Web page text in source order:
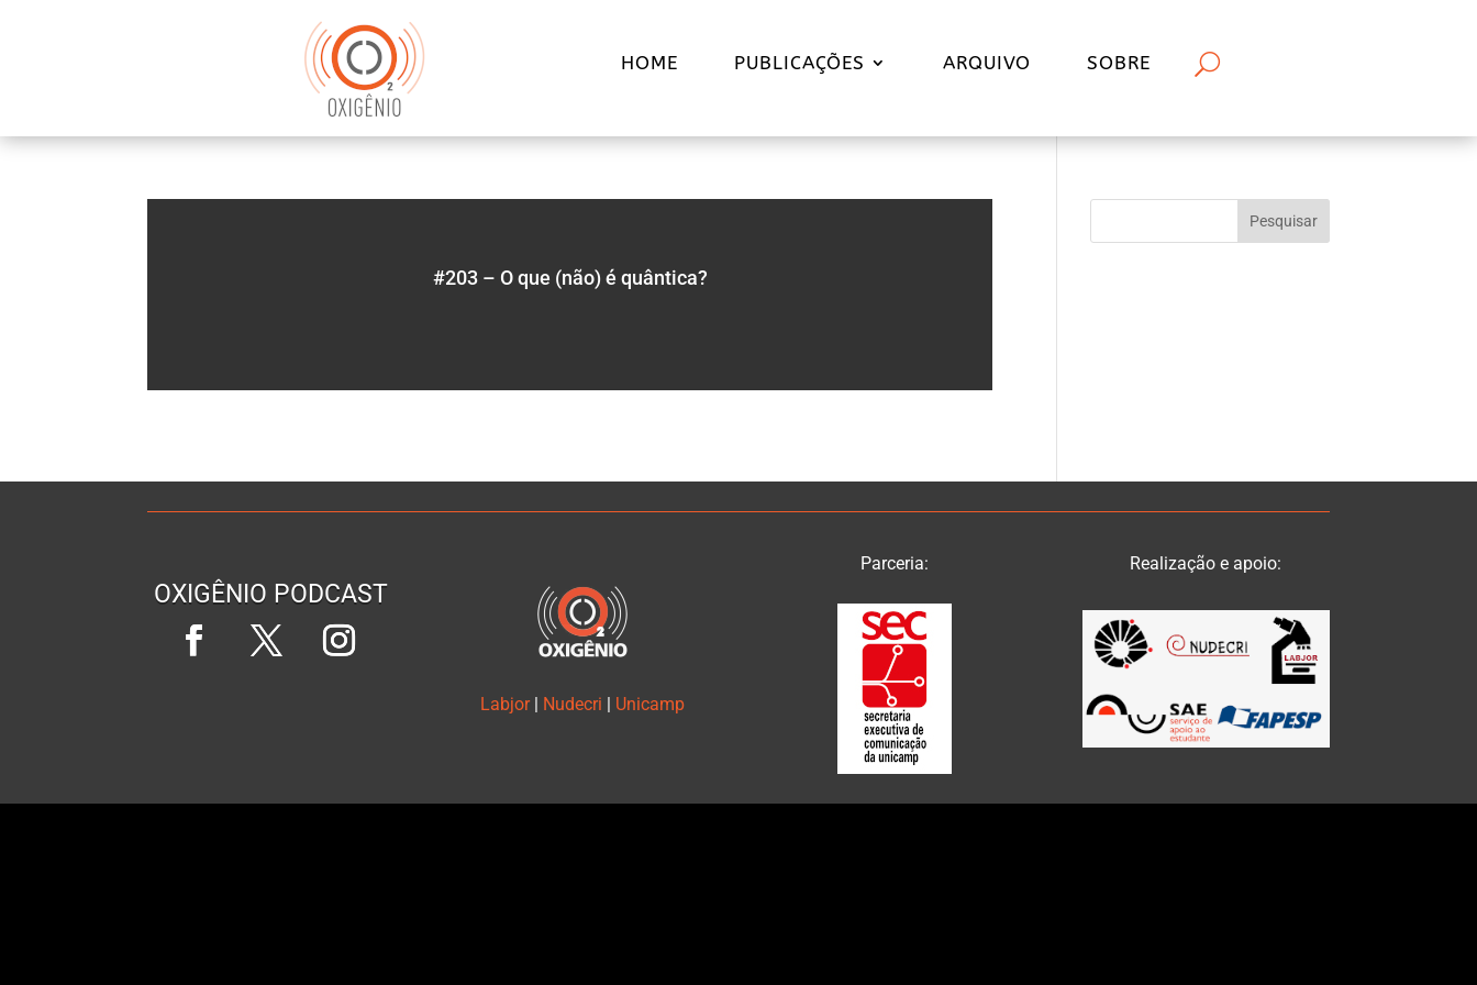
HOME PUBLICAÇÕES ARQUIVO SOBRE
#203 – O que (não) é quântica?
OXIGÊNIO PODCAST
Labjor Nudecri Unicamp
Parceria: Realização e apoio: